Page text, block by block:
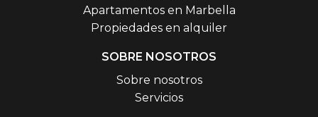
Apartamentos en Marbella
Propiedades en alquiler
SOBRE NOSOTROS
Sobre nosotros
Servicios